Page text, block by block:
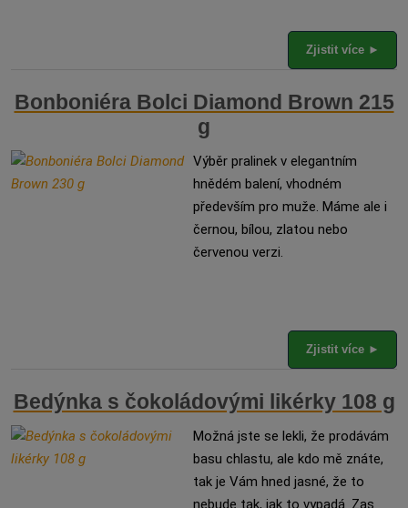
Zjistit více ►
Bonboniéra Bolci Diamond Brown 215
g
Výběr pralinek v elegantním
hnědém balení, vhodném
především pro muže. Máme ale i
černou, bílou, zlatou nebo
červenou verzi.
Zjistit více ►
Bedýnka s čokoládovými likérky 108 g
Možná jste se lekli, že prodávám
basu chlastu, ale kdo mě znáte,
tak je Vám hned jasné, že to
nebude tak, jak to vypadá. Zas